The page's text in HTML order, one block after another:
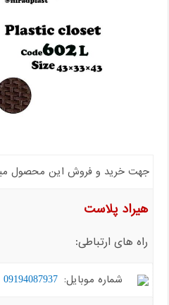
جهت خرید و فروش این محصول
هیراد پلاست
راه های ارتباطی:
شماره موبایل: 09194087937